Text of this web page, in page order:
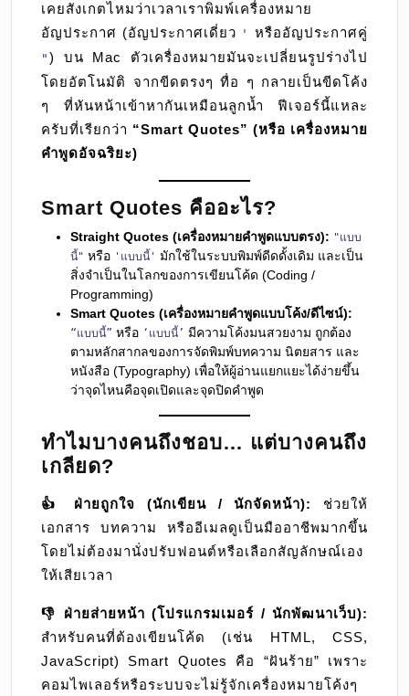
ลับ
ที่
ช่วย
ให้
งาน
เขียน
โปร
(หรือ
ทำคุณ
ปวด
หัว)
เคยสังเกตไหมว่าเวลาเราพิมพ์เครื่องหมาย
อัญประกาศ (อัญประกาศเดี่ยว ' หรืออัญประกาศคู่
" ) บน Mac ตัวเครื่องหมายมันจะเปลี่ยนรูปร่างไป
โดยอัตโนมัติ จากขีดตรงๆ ทื่อ ๆ กลายเป็นขีดโค้ง
ๆ ที่หันหน้าเข้าหากันเหมือนลูกน้ำ ฟีเจอร์นี้แหละ
ครับที่เรียกว่า “Smart Quotes” (หรือ เครื่องหมาย
คำพูดอัจฉริยะ)
Smart Quotes คืออะไร?
Straight Quotes (เครื่องหมายคำพูดแบบตรง): "แบบ
นี้" หรือ 'แบบนี้' มักใช้ในระบบพิมพ์ดีดดั้งเดิม และเป็น
สิ่งจำเป็นในโลกของการเขียนโค้ด (Coding /
Programming)
Smart Quotes (เครื่องหมายคำพูดแบบโค้ง/ดีไซน์):
“แบบนี้” หรือ ‘แบบนี้’ มีความโค้งมนสวยงาม ถูกต้อง
ตามหลักสากลของการจัดพิมพ์บทความ นิตยสาร และ
หนังสือ (Typography) เพื่อให้ผู้อ่านแยกแยะได้ง่ายขึ้น
ว่าจุดไหนคือจุดเปิดและจุดปิดคำพูด
ทำไมบางคนถึงชอบ… แต่บางคนถึง
เกลียด?
👍 ฝ่ายถูกใจ (นักเขียน / นักจัดหน้า):
ช่วยให้
เอกสาร บทความ หรืออีเมลดูเป็นมืออาชีพมากขึ้น
โดยไม่ต้องมานั่งปรับฟอนต์หรือเลือกสัญลักษณ์เอง
ให้เสียเวลา
👎 ฝ่ายส่ายหน้า (โปรแกรมเมอร์ / นักพัฒนาเว็บ):
สำหรับคนที่ต้องเขียนโค้ด (เช่น HTML, CSS,
JavaScript) Smart Quotes คือ “ฝันร้าย” เพราะ
คอมไพเลอร์หรือระบบจะไม่รู้จักเครื่องหมายโค้งๆ